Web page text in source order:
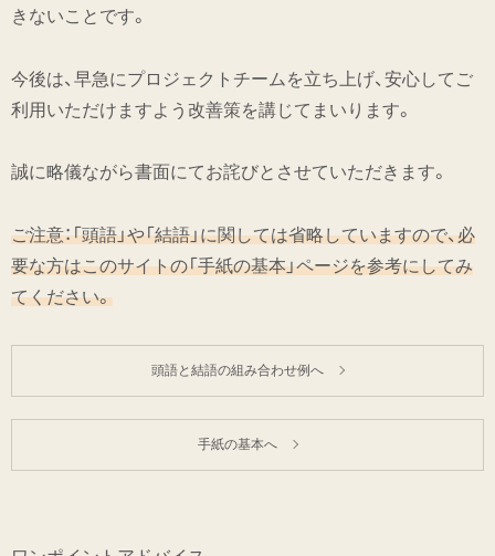
きないことです。
今後は、早急にプロジェクトチームを立ち上げ、安心してご
利用いただけますよう改善策を講じてまいります。
誠に略儀ながら書面にてお詫びとさせていただきます。
ご注意：「頭語」や「結語」に関しては省略していますので、必
要な方はこのサイトの「手紙の基本」ページを参考にしてみ
てください。
頭語と結語の組み合わせ例へ
手紙の基本へ